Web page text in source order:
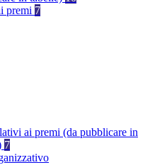
premi 7
ai premi (da pubblicare in
7